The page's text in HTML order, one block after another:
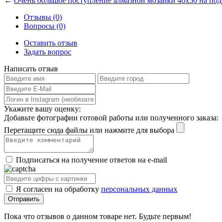
Отзывы (0)
Вопросы (0)
Оставить отзыв
Задать вопрос
Написать отзыв
Укажите вашу оценку:
Добавьте фотографии готовой работы или полученного заказа:
Перетащите сюда файлы или нажмите для выбора
Подписаться на получение ответов на e-mail
Я согласен на обработку персональных данных
Пока что отзывов о данном товаре нет. Будьте первым!